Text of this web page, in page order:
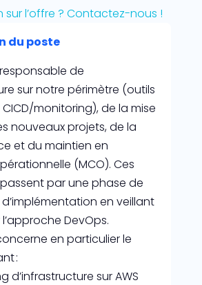
sur l’offre ? Contactez-nous !
du poste
de
sur notre périmètre (outils
monitoring), de la mise
nouveaux projets, de la
et du maintien en
(MCO). Ces
par une phase de
en veillant
DevOps.
en particulier le
:
d’infrastructure sur AWS